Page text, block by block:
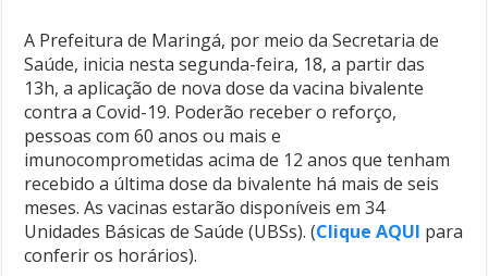
A Prefeitura de Maringá, por meio da Secretaria de
Saúde, inicia nesta segunda-feira, 18, a partir das
13h, a aplicação de nova dose da vacina bivalente
contra a Covid-19. Poderão receber o reforço,
pessoas com 60 anos ou mais e
imunocomprometidas acima de 12 anos que tenham
recebido a última dose da bivalente há mais de seis
meses. As vacinas estarão disponíveis em 34
Unidades Básicas de Saúde (UBSs). (Clique AQUI para
conferir os horários).